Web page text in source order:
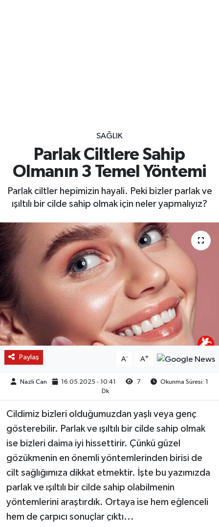
SAĞLIK
Parlak Ciltlere Sahip
Olmanın 3 Temel Yöntemi
Parlak ciltler hepimizin hayali. Peki bizler parlak ve
ışıltılı bir cilde sahip olmak için neler yapmalıyız?
Paylaş A- A+
Nazli Can 16.05.2025 - 10:41 7
Okunma Süresi: 1
Dk
Cildimiz bizleri olduğumuzdan yaşlı veya genç
gösterebilir. Parlak ve ışıltılı bir cilde sahip olmak
ise bizleri daima iyi hissettirir. Çünkü güzel
gözükmenin en önemli yöntemlerinden birisi de
cilt sağlığımıza dikkat etmektir. İşte bu yazımızda
parlak ve ışıltılı bir cilde sahip olabilmenin
yöntemlerini araştırdık. Ortaya ise hem eğlenceli
hem de çarpıcı sonuçlar çıktı...